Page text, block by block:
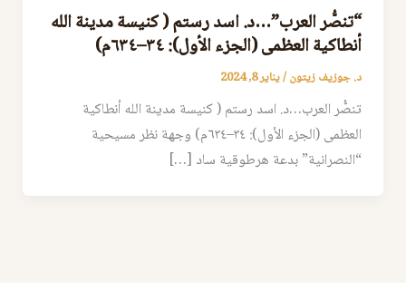
“تنصُّر العرب”…د. اسد رستم ( كنيسة مدينة الله
أنطاكية العظمى (الجزء الأول): ٣٤–٦٣٤م)
د. جوزيف زيتون/يناير 8, 2024
تنصُّر العرب…د. اسد رستم ( كنيسة مدينة الله أنطاكية
العظمى (الجزء الأول): ٣٤–٦٣٤م) وجهة نظر مسيحية
“النصرانية” بدعة هرطوقية ساد […]